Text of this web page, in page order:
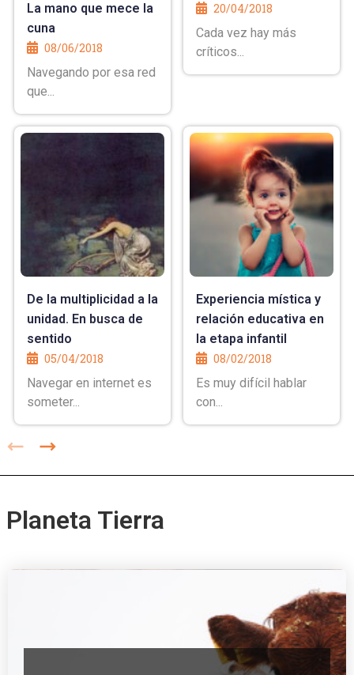
La mano que mece la
cuna
08/06/2018
Navegando por esa red
que...
20/04/2018
Cada vez hay más
críticos...
De la multiplicidad a la
unidad. En busca de
sentido
05/04/2018
Navegar en internet es
someter...
Experiencia mística y
relación educativa en
la etapa infantil
08/02/2018
Es muy difícil hablar
con...
Planeta Tierra